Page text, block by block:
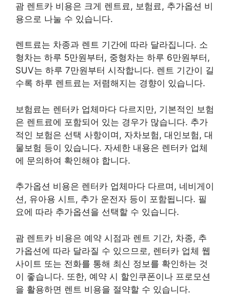
괌 렌트카 비용은 크게 렌트료, 보험료, 추가옵션 비
용으로 나눌 수 있습니다.
렌트료는 차종과 렌트 기간에 따라 달라집니다. 소
형차는 하루 5만원부터, 중형차는 하루 6만원부터,
SUV는 하루 7만원부터 시작합니다. 렌트 기간이 길
수록 하루 렌트료는 저렴해지는 경향이 있습니다.
보험료는 렌터카 업체마다 다르지만, 기본적인 보험
은 렌트료에 포함되어 있는 경우가 많습니다. 추가
적인 보험은 선택 사항이며, 자차보험, 대인보험, 대
물보험 등이 있습니다. 자세한 내용은 렌터카 업체
에 문의하여 확인해야 합니다.
추가옵션 비용은 렌터카 업체마다 다르며, 네비게이
션, 유아용 시트, 추가 운전자 등이 포함됩니다. 필
요에 따라 추가옵션을 선택할 수 있습니다.
괌 렌트카 비용은 예약 시점과 렌트 기간, 차종, 추
가옵션에 따라 달라질 수 있으므로, 렌터카 업체 웹
사이트 또는 전화를 통해 최신 정보를 확인하는 것
이 좋습니다. 또한, 예약 시 할인쿠폰이나 프로모션
을 활용하면 렌트 비용을 절약할 수 있습니다.